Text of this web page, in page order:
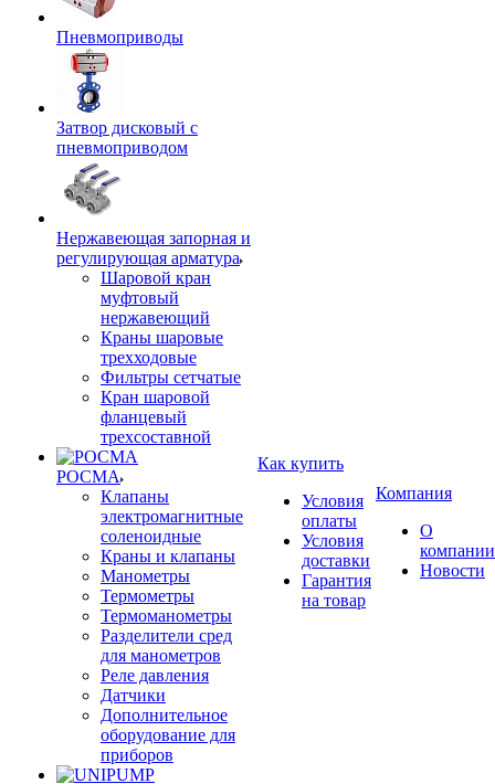
Пневмоприводы
Затвор дисковый с
пневмоприводом
Нержавеющая запорная и
регулирующая арматура
Шаровой кран
муфтовый
нержавеющий
Краны шаровые
трехходовые
Фильтры сетчатые
Кран шаровой
фланцевый
трехсоставной
РОСМА
Клапаны
электромагнитные
соленоидные
Краны и клапаны
Манометры
Термометры
Термоманометры
Разделители сред
для манометров
Реле давления
Датчики
Дополнительное
оборудование для
приборов
Как купить
Условия
оплаты
Условия
доставки
Гарантия
на товар
Компания
О
компании
Новости